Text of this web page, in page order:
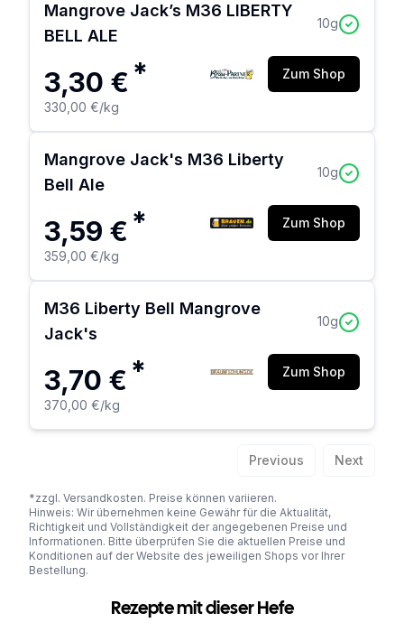
Mangrove Jack’s M36 LIBERTY
BELL ALE
10g
3,30 € *
330,00 €/kg
Zum Shop
Mangrove Jack's M36 Liberty
Bell Ale
10g
3,59 € *
359,00 €/kg
Zum Shop
M36 Liberty Bell Mangrove
Jack's
10g
3,70 € *
370,00 €/kg
Zum Shop
Previous Next
*zzgl. Versandkosten. Preise können variieren.
Hinweis: Wir übernehmen keine Gewähr für die Aktualität,
Richtigkeit und Vollständigkeit der angegebenen Preise und
Informationen. Bitte überprüfen Sie die aktuellen Preise und
Konditionen auf der Website des jeweiligen Shops vor Ihrer
Bestellung.
Rezepte mit dieser Hefe